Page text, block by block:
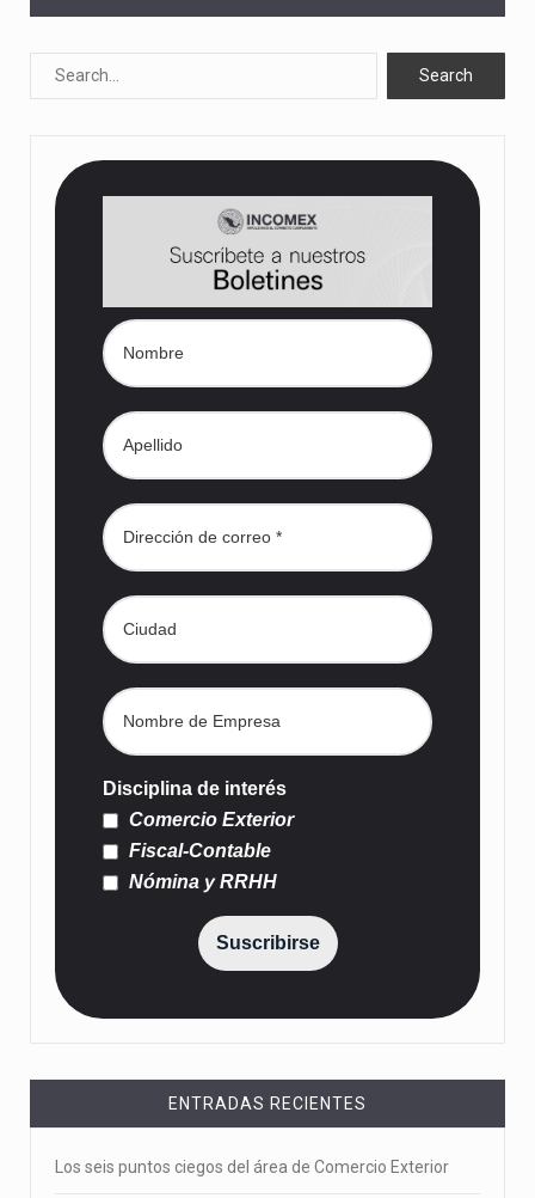
Disciplina de interés
Comercio Exterior
Fiscal-Contable
Nómina y RRHH
Suscribirse
ENTRADAS RECIENTES
Los seis puntos ciegos del área de Comercio Exterior